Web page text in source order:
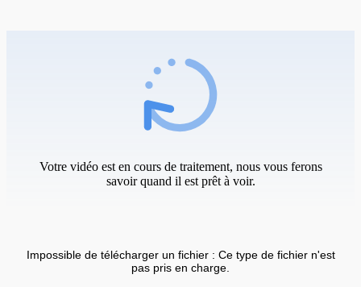
Votre vidéo est en cours de traitement, nous vous ferons
savoir quand il est prêt à voir.
Impossible de télécharger un fichier : Ce type de fichier n'est
pas pris en charge.